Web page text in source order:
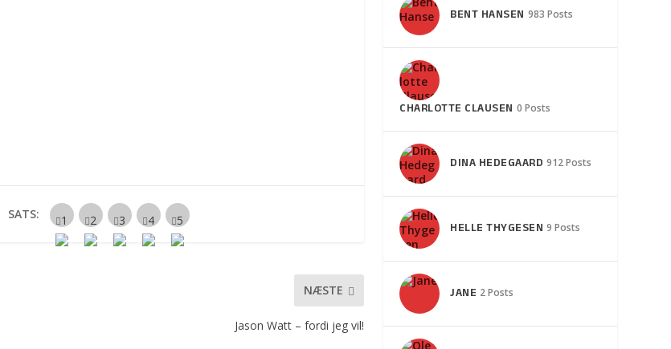
SATS:
NÆSTE
Jason Watt – fordi jeg vil!
BENT HANSEN 983 Posts
CHARLOTTE CLAUSEN 0 Posts
DINA HEDEGAARD 912 Posts
HELLE THYGESEN 9 Posts
JANE 2 Posts